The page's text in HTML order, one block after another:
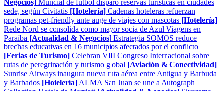
Negocios] Mundial de fútbol disparó reservas turísticas en ciudades
sede, según Civitatis [Hotelería] Cadenas hoteleras refuerzan
programas pet-friendly ante auge de viajes con mascotas [Hotelería]
Rede Nord se consolida como mayor socia de Azul Viagens en
Paraíba [Actualidad & Negocios] Estrategia SOMOS reduce
brechas educativas en 16 municipios afectados por el conflicto
[Ferias de Turismo] Celebran VIII Congreso Internacional sobre
rutas de peregrinación y turismo global [Aviación & Conectividad]
Sunrise Airways inaugura nueva ruta aérea entre Antigua y Barbuda
y Barbados [Hotelería] ALMA San Juan se une a Autograph